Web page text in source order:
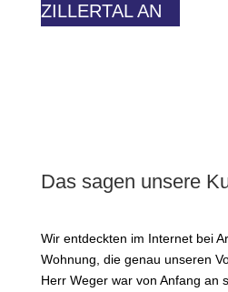
ZILLERTAL AN
Das sagen unsere
Wir entdeckten im Internet bei
Wohnung, die genau unseren
Herr Weger war von Anfang an